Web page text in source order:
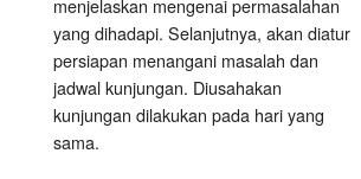
menjelaskan mengenai permasalahan
yang dihadapi. Selanjutnya, akan diatur
persiapan menangani masalah dan
jadwal kunjungan. Diusahakan
kunjungan dilakukan pada hari yang
sama.